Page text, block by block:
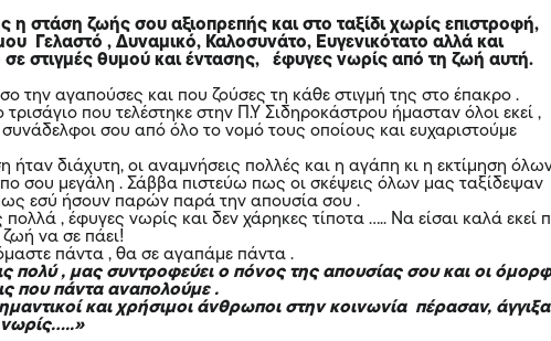
η στάση ζωής σου αξιοπρεπής και στο ταξίδι χωρίς επιστροφή,
Γελαστό , Δυναμικό, Καλοσυνάτο, Ευγενικότατο αλλά και
σε στιγμές θυμού και έντασης, έφυγες νωρίς από τη ζωή αυτή.
την αγαπούσες και που ζούσες τη κάθε στιγμή της στο έπακρο .
που τελέστηκε στην Π.Υ Σιδηροκάστρου ήμασταν όλοι εκεί ,
συνάδελφοι σου από όλο το νομό τους οποίους και ευχαριστούμε
ήταν διάχυτη, οι αναμνήσεις πολλές και η αγάπη κι η εκτίμηση
σου μεγάλη . Σάββα πιστεύω πως οι σκέψεις όλων μας ταξίδεψαν
εσύ ήσουν παρών παρά την απουσία σου .
, έφυγες νωρίς και δεν χάρηκες τίποτα ….. Να είσαι καλά εκεί
ζωή να σε πάει!
πάντα , θα σε αγαπάμε πάντα .
πολύ , μας συντροφεύει ο πόνος της απουσίας σου και οι
που πάντα αναπολούμε .
και χρήσιμοι άνθρωποι στην κοινωνία πέρασαν,
νωρίς…..»